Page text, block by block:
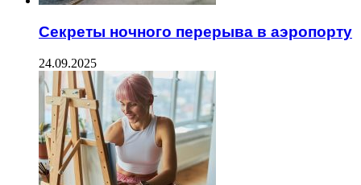
Секреты ночного перерыва в аэропорту
24.09.2025